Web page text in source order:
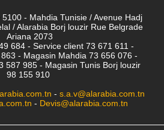
- Mahdia Tunisie / Avenue Hadj
/ Alarabia Borj louzir Rue Belgrade
Ariana 2073
684 - Service client 73 671 611 -
- Magasin Mahdia 73 656 076 -
587 985 - Magasin Tunis Borj louzir
98 155 910
- s.a.v@alarabia.com.tn
- Devis@alarabia.com.tn